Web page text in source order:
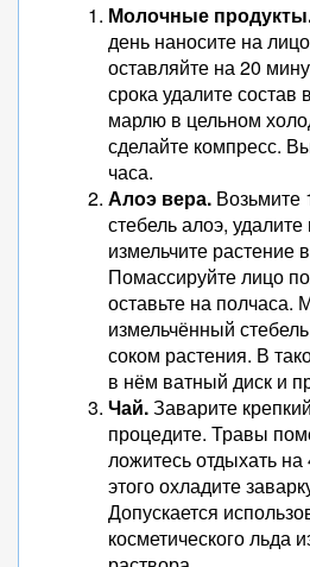
Молочные
день наносите на
оставляйте на 20
срока удалите состав
марлю в цельном
сделайте компресс.
часа.
Алоэ вера. Возьмите
стебель алоэ, удалите
измельчите растение
Помассируйте лицо
оставьте на полчаса.
измельчённый
соком растения. В
в нём ватный диск и
Чай.Заварите
процедите. Травы
ложитесь отдыхать
этого охладите
Допускается
косметического льда